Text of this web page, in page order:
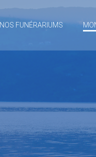
NOS FUNÉRARIUMS